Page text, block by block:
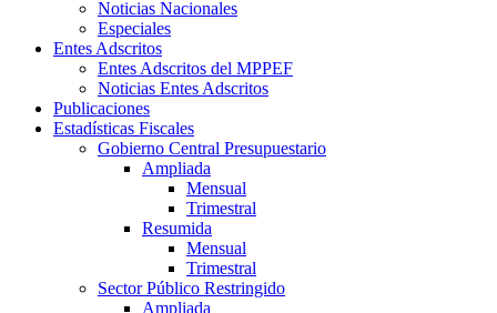
Noticias Nacionales
Especiales
Entes Adscritos
Entes Adscritos del MPPEF
Noticias Entes Adscritos
Publicaciones
Estadísticas Fiscales
Gobierno Central Presupuestario
Ampliada
Mensual
Trimestral
Resumida
Mensual
Trimestral
Sector Público Restringido
Ampliada